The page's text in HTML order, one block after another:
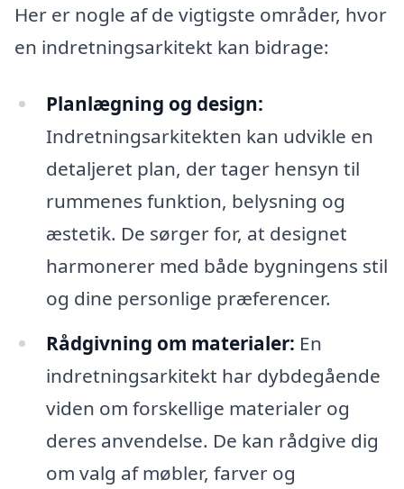
Her er nogle af de vigtigste områder, hvor
en indretningsarkitekt kan bidrage:
Planlægning og design:
Indretningsarkitekten kan udvikle en
detaljeret plan, der tager hensyn til
rummenes funktion, belysning og
æstetik. De sørger for, at designet
harmonerer med både bygningens stil
og dine personlige præferencer.
Rådgivning om materialer: En
indretningsarkitekt har dybdegående
viden om forskellige materialer og
deres anvendelse. De kan rådgive dig
om valg af møbler, farver og